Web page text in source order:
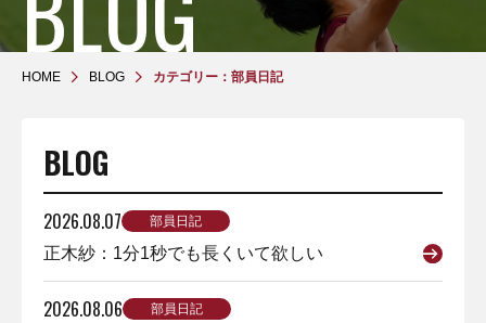
HOME BLOG カテゴリー：部員日記
BLOG
2026.08.07 部員日記
正木紗：1分1秒でも長くいて欲しい
2026.08.06 部員日記